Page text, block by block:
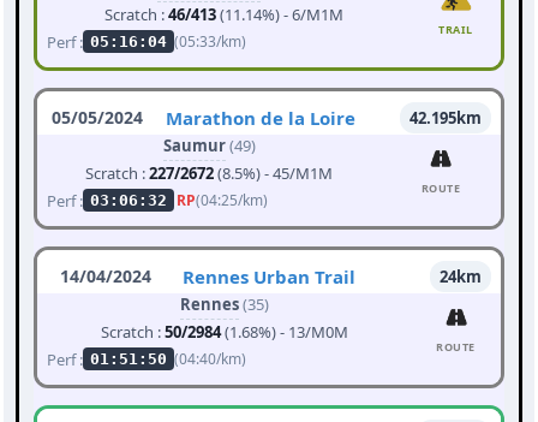
Scratch :46/413(11.14%) - 6/M1M
Perf : 05:16:04 (05:33/km)
TRAIL
05/05/2024 Marathon de la Loire
42.195km
Saumur(49)
Scratch :227/2672(8.5%) - 45/M1M
Perf : 03:06:32 RP(04:25/km)
ROUTE
14/04/2024 Rennes Urban Trail
24km
Rennes(35)
Scratch :50/2984(1.68%) - 13/M0M
Perf : 01:51:50 (04:40/km)
ROUTE